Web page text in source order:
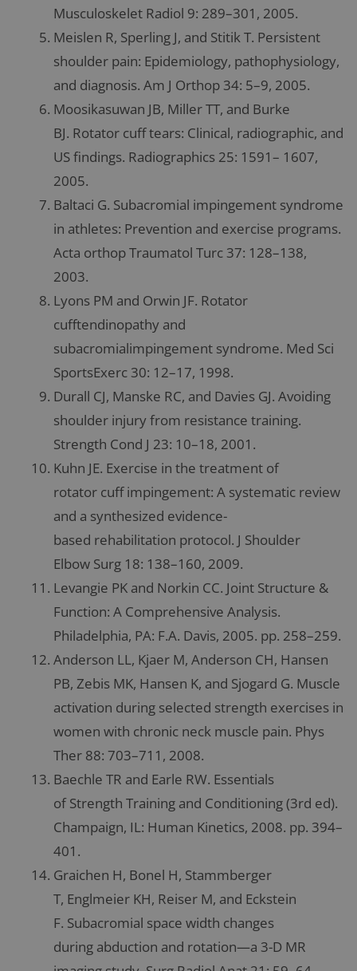
Musculoskelet Radiol 9: 289–301, 2005.
Meislen R, Sperling J, and Stitik T. Persistent
shoulder pain: Epidemiology, pathophysiology,
and diagnosis. Am J Orthop 34: 5–9, 2005.
Moosikasuwan JB, Miller TT, and Burke
BJ. Rotator cuff tears: Clinical, radiographic, and
US findings. Radiographics 25: 1591– 1607,
2005.
Baltaci G. Subacromial impingement syndrome
in athletes: Prevention and exercise programs.
Acta orthop Traumatol Turc 37: 128–138,
2003.
Lyons PM and Orwin JF. Rotator
cufftendinopathy and
subacromialimpingement syndrome. Med Sci
SportsExerc 30: 12–17, 1998.
Durall CJ, Manske RC, and Davies GJ. Avoiding
shoulder injury from resistance training.
Strength Cond J 23: 10–18, 2001.
Kuhn JE. Exercise in the treatment of
rotator cuff impingement: A systematic review
and a synthesized evidence-
based rehabilitation protocol. J Shoulder
Elbow Surg 18: 138–160, 2009.
Levangie PK and Norkin CC. Joint Structure &
Function: A Comprehensive Analysis.
Philadelphia, PA: F.A. Davis, 2005. pp. 258–259.
Anderson LL, Kjaer M, Anderson CH, Hansen
PB, Zebis MK, Hansen K, and Sjogard G. Muscle
activation during selected strength exercises in
women with chronic neck muscle pain. Phys
Ther 88: 703–711, 2008.
Baechle TR and Earle RW. Essentials
of Strength Training and Conditioning (3rd ed).
Champaign, IL: Human Kinetics, 2008. pp. 394–
401.
Graichen H, Bonel H, Stammberger
T, Englmeier KH, Reiser M, and Eckstein
F. Subacromial space width changes
during abduction and rotation—a 3-D MR